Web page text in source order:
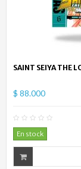
SAINT SEIYA THE
$ 88.000
En stock